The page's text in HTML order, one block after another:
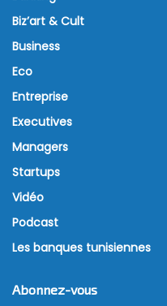
Biz’art & Cult
Business
Eco
Entreprise
Executives
Managers
Startups
Vidéo
Podcast
Les banques tunisiennes
Abonnez-vous